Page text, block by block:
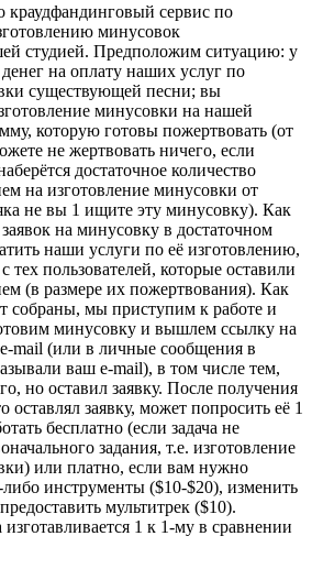
краудфандинговый сервис по
минусовок
студией. Предположим ситуацию: у
на оплату наших услуг по
существующей песни; вы
минусовки на нашей
которую готовы пожертвовать (от
не жертвовать ничего, если
достаточное количество
на изготовление минусовки от
не вы 1 ищите эту минусовку). Как
на минусовку в достаточном
наши услуги по её изготовлению,
тех пользователей, которые оставили
(в размере их пожертвования). Как
собраны, мы приступим к работе и
минусовку и вышлем ссылку на
mail (или в личные сообщения в
ваш e-mail), в том числе тем,
но оставил заявку. После получения
заявку, может попросить её 1
бесплатно (если задача не
задания, т.е. изготовление
или платно, если вам нужно
либо инструменты ($10-$20), изменить
мультитрек ($10).
1 к 1-му в сравнении